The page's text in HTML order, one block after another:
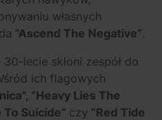
własnych
“Ascend The Negative”.
lecie skłoni zespół do
ich flagowych
“Heavy Lies The
Suicide” czy “Red Tide